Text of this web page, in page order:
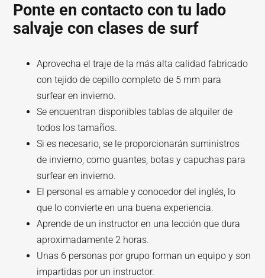
Ponte en contacto con tu lado
salvaje con clases de surf
Aprovecha el traje de la más alta calidad fabricado
con tejido de cepillo completo de 5 mm para
surfear en invierno.
Se encuentran disponibles tablas de alquiler de
todos los tamaños.
Si es necesario, se le proporcionarán suministros
de invierno, como guantes, botas y capuchas para
surfear en invierno.
El personal es amable y conocedor del inglés, lo
que lo convierte en una buena experiencia.
Aprende de un instructor en una lección que dura
aproximadamente 2 horas.
Unas 6 personas por grupo forman un equipo y son
impartidas por un instructor.